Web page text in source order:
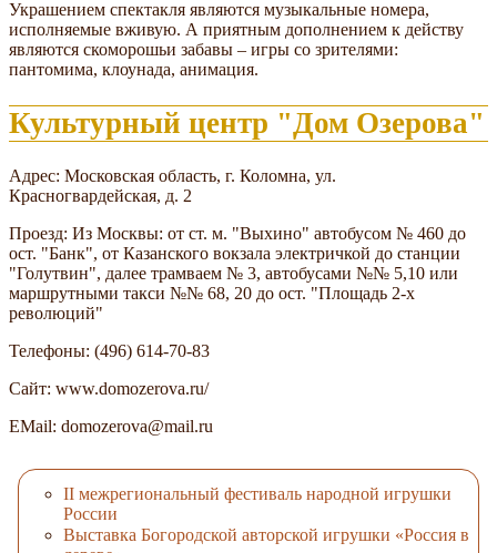
Украшением спектакля являются музыкальные номера,
исполняемые вживую. А приятным дополнением к действу
являются скоморошьи забавы – игры со зрителями:
пантомима, клоунада, анимация.
Культурный центр "Дом Озерова"
Адрес: Московская область, г. Коломна, ул.
Красногвардейская, д. 2
Проезд: Из Москвы: от ст. м. "Выхино" автобусом № 460 до
ост. "Банк", от Казанского вокзала электричкой до станции
"Голутвин", далее трамваем № 3, автобусами №№ 5,10 или
маршрутными такси №№ 68, 20 до ост. "Площадь 2-х
революций"
Телефоны: (496) 614-70-83
Сайт: www.domozerova.ru/
EMail: domozerova@mail.ru
II межрегиональный фестиваль народной игрушки
России
Выставка Богородской авторской игрушки «Россия в